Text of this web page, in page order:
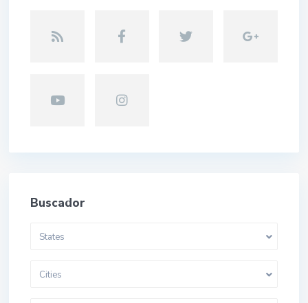
Buscador
States
Cities